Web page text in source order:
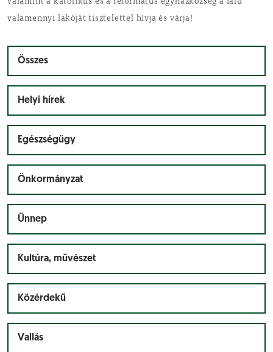
valamint a katolikus és a református egyházközség a falu
valamennyi lakóját tisztelettel hívja és várja!
Összes
Helyi hírek
Egészségügy
Önkormányzat
Ünnep
Kultúra, művészet
Közérdekű
Vallás